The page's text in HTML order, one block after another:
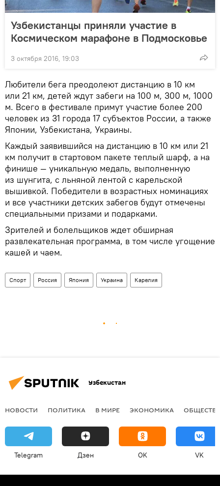
Узбекистанцы приняли участие в
Космическом марафоне в Подмосковье
3 октября 2016, 19:03
Любители бега преодолеют дистанцию в 10 км
или 21 км, детей ждут забеги на 100 м, 300 м, 1000
м. Всего в фестивале примут участие более 200
человек из 31 города 17 субъектов России, а также
Японии, Узбекистана, Украины.
Каждый заявившийся на дистанцию в 10 км или 21
км получит в стартовом пакете теплый шарф, а на
финише — уникальную медаль, выполненную
из шунгита, с льняной лентой с карельской
вышивкой. Победители в возрастных номинациях
и все участники детских забегов будут отмечены
специальными призами и подарками.
Зрителей и болельщиков ждет обширная
развлекательная программа, в том числе угощение
кашей и чаем.
Спорт Россия Япония Украина Карелия
Узбекистан
НОВОСТИ ПОЛИТИКА В МИРЕ ЭКОНОМИКА
Telegram Дзен OK VK